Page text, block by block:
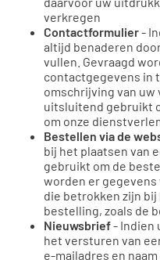
verkregen
Contactformulier-
altijd benaderen
vullen. Gevraagd
contactgegevens in
omschrijving van uw
uitsluitend gebruikt
om onze
Bestellen via de
bij het plaatsen van
gebruikt om de
worden er
die betrokken zijn
bestelling, zoals de
Nieuwsbrief- Indien
het versturen van
e-mailadres en